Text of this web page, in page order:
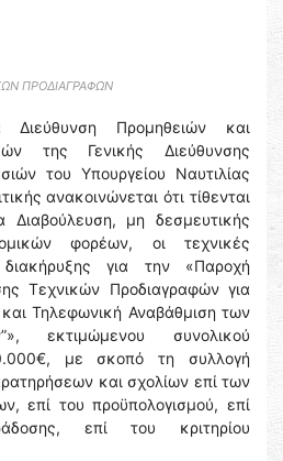
ΠΡΟΔΙΑΓΡΑΦΩΝ
Προμηθειών και
της Γενικής Διεύθυνσης
του Υπουργείου Ναυτιλίας
ανακοινώνεται ότι τίθενται
Διαβούλευση, μη δεσμευτικής
φορέων, οι τεχνικές
διακήρυξης για την «Παροχή
Τεχνικών Προδιαγραφών για
Τηλεφωνική Αναβάθμιση των
εκτιμώμενου συνολικού
με σκοπό τη συλλογή
και σχολίων επί των
επί του προϋπολογισμού, επί
επί του κριτηρίου